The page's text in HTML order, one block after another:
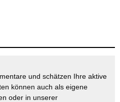
und schätzen Ihre aktive
können auch als eigene
oder in unserer